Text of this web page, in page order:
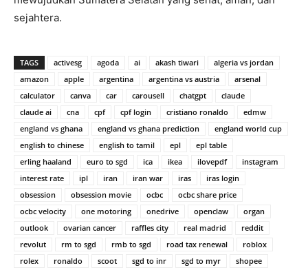
sejahtera.
TAGS activesg agoda ai akash tiwari
algeria vs jordan
amazon
apple argentina argentina vs austria
arsenal
calculator
canva car carousell chatgpt
claude
claude ai
cna cpf cpf login cristiano ronaldo
edmw
england vs ghana
england vs ghana prediction
england world cup
english to chinese
english to tamil epl
epl table
erling haaland
euro to sgd ica ikea ilovepdf
instagram
interest rate
ipl iran iran war iras
iras login
obsession
obsession movie ocbc
ocbc share price
ocbc velocity
one motoring onedrive openclaw
organ
outlook
ovarian cancer raffles city real madrid
reddit
revolut
rm to sgd rmb to sgd road tax renewal
roblox
rolex
ronaldo scoot sgd to inr sgd to myr
shopee